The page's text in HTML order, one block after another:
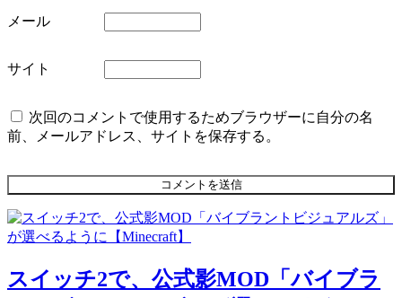
メール
サイト
次回のコメントで使用するためブラウザーに自分の名
前、メールアドレス、サイトを保存する。
スイッチ2で、公式影MOD「バイブラ